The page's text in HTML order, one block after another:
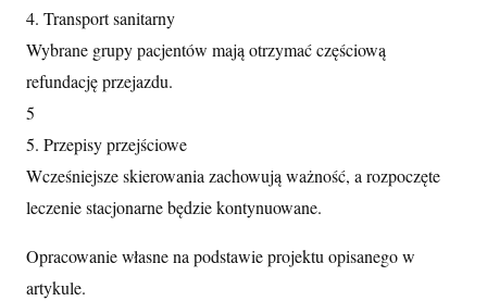
4. Transport sanitarny
Wybrane grupy pacjentów mają otrzymać częściową
refundację przejazdu.
5
5. Przepisy przejściowe
Wcześniejsze skierowania zachowują ważność, a rozpoczęte
leczenie stacjonarne będzie kontynuowane.
Opracowanie własne na podstawie projektu opisanego w
artykule.